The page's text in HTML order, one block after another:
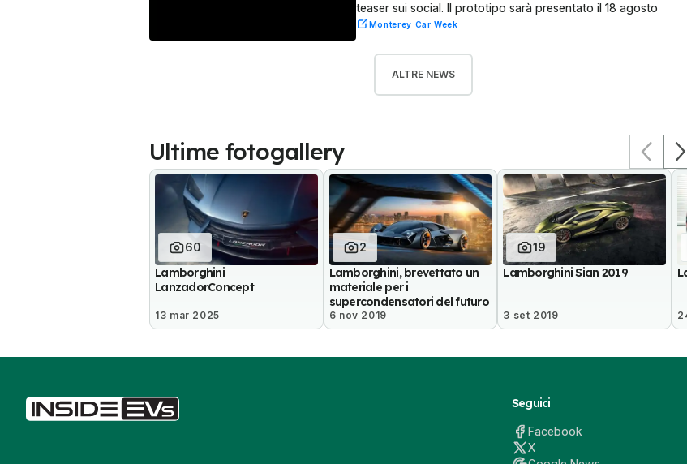
teaser sui social. Il prototipo sarà presentato il 18 agosto
Monterey Car Week
ALTRE NEWS
Ultime fotogallery
60
Lamborghini
LanzadorConcept
13 mar 2025
2
Lamborghini, brevettato un
materiale per i
supercondensatori del futuro
6 nov 2019
19
Lamborghini Sian 2019
3 set 2019
Seguici
Facebook
X